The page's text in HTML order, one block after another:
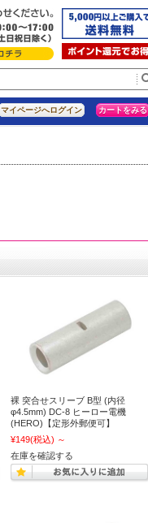
マイページへログイン カートをみる
裸 突合せスリーブ B型 (内径
φ4.5mm) DC-8 ヒーロー電機
(HERO)【定形外郵便可】
¥149(税込) ～
在庫を確認する